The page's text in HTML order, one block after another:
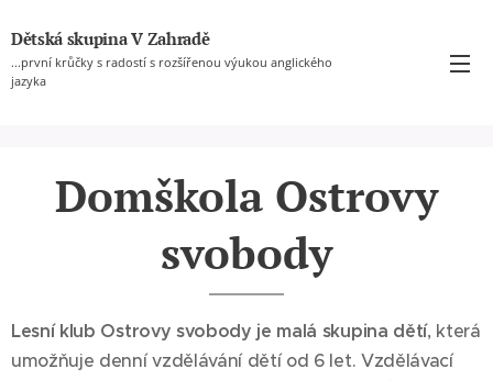
Dětská skupina V Zahradě
...první krůčky s radostí s rozšířenou výukou anglického
jazyka
Domškola Ostrovy
svobody
Lesní klub Ostrovy svobody je malá skupina dětí, která
umožňuje denní vzdělávání dětí od 6 let. Vzdělávací